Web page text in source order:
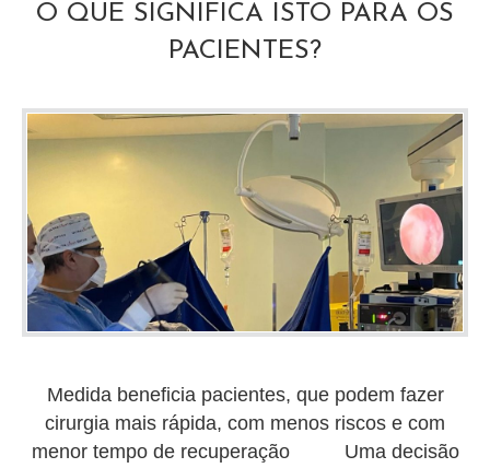
O QUE SIGNIFICA ISTO PARA OS
PACIENTES?
Medida beneficia pacientes, que podem fazer
cirurgia mais rápida, com menos riscos e com
menor tempo de recuperação Uma decisão